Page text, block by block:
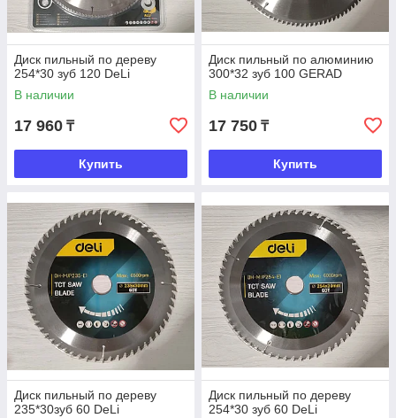
Диск пильный по дереву
254*30 зуб 120 DeLi
В наличии
17 960 ₸
Купить
Диск пильный по алюминию
300*32 зуб 100 GERAD
В наличии
17 750 ₸
Купить
Диск пильный по дереву
235*30зуб 60 DeLi
Диск пильный по дереву
254*30 зуб 60 DeLi